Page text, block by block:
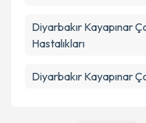
Diyarbakır Kayapınar
Hastalıkları
Diyarbakır Kayapınar